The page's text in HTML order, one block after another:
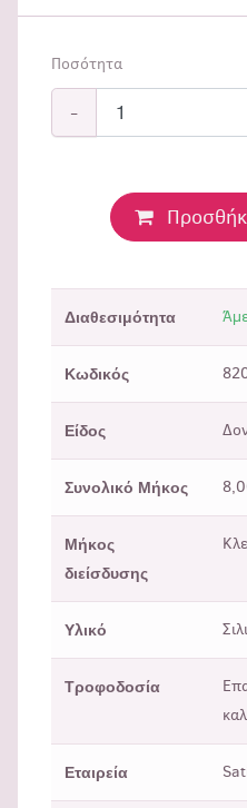
Ποσότητα
-
Διαθεσιμότητα
Κωδικός
Είδος
Συνολικό Μήκος
Μήκος
διείσδυσης
Υλικό
Τροφοδοσία
Εταιρεία